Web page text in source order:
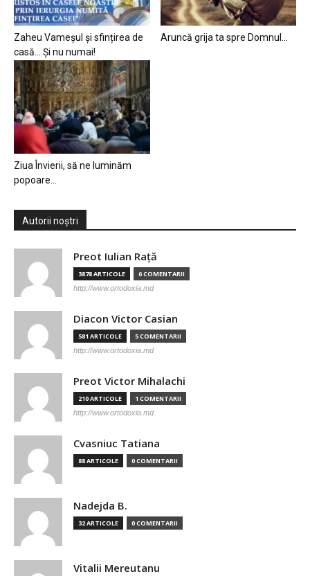
Zaheu Vameșul și sfințirea de
casă… Și nu numai!
Aruncă grija ta spre Domnul…
Ziua Învierii, să ne luminăm
popoare…
Autorii noștri
Preot Iulian Raţă
3878 ARTICOLE 6 COMENTARII
http://www.ortodoxia.md
Diacon Victor Casian
581 ARTICOLE 5 COMENTARII
http://www.ortodoxia.md
Preot Victor Mihalachi
210 ARTICOLE 1 COMENTARII
http://www.ortodoxia.md
Cvasniuc Tatiana
88 ARTICOLE 0 COMENTARII
Nadejda B.
32 ARTICOLE 0 COMENTARII
Vitalii Mereutanu